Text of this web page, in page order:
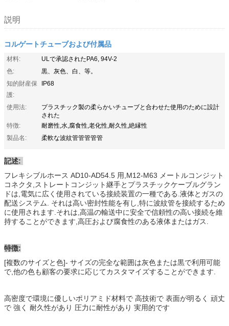
説明
コルゲートチューブおよび付属品
材料:
ULで承認されたPA6, 94V-2
色:
黒、灰色、白、等。
知的財産保
護:
IP68
使用法:
プラスチック製の柔らかいチューブと合わせた使用のために設計
された
特徴:
耐磨性,水,腐食性,老化性,耐久性,絶縁性
製品名:
柔軟な波紋管管管管管
記述:
フレキシブルホース AD10-AD54.5 用,M12-M63 メートルコンジット
コネクタ,ストレートコンジット継手とプラスチックケーブルグラン
ドは,電気に広く使用されている接続装置の一種である.液体とガスの
配送システム. それは高い密封性能を有し,特に波紋管を接続するため
に使用されます.それは,高温の輸送中に安全で信頼性の高い接続を維
持することができます,高圧および腐食性のある液体またはガス.
特徴:
[複数のサイズと色]- サイズの完全な範囲は灰色または黒で利用可能
で,他の色も顧客の要求に応じてカスタマイズすることができます.
高密度で環境に優しいポリアミド材料で 高技術で 表面が明るく 頑丈
で 強く 耐久性があり 圧力に耐性があり 実用的です